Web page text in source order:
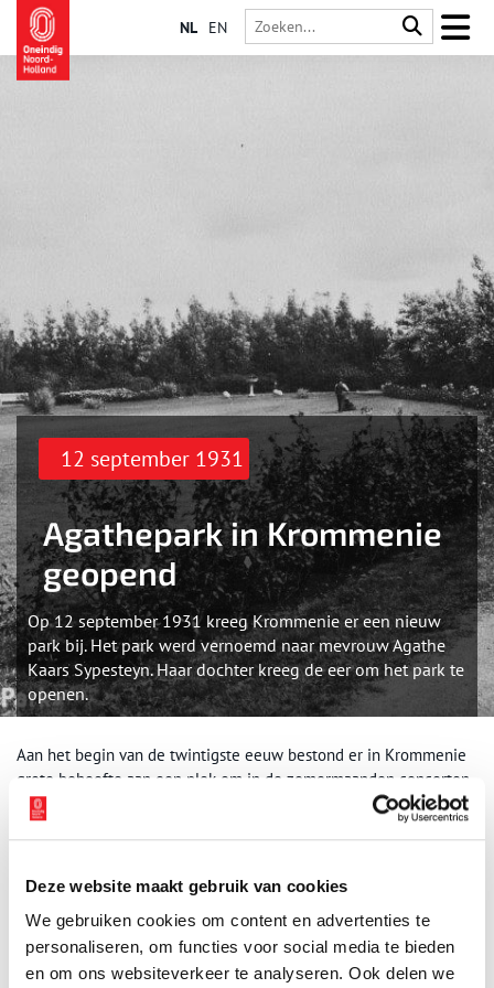
Deze website maakt gebruik van cookies
We gebruiken cookies om content en advertenties te
personaliseren, om functies voor social media te bieden
en om ons websiteverkeer te analyseren. Ook delen we
NL EN
12 september 1931
Agathepark in Krommenie
geopend
Op 12 september 1931 kreeg Krommenie er een nieuw
park bij. Het park werd vernoemd naar mevrouw Agathe
Kaars Sypesteyn. Haar dochter kreeg de eer om het park te
openen.
Aan het begin van de twintigste eeuw bestond er in Krommenie
grote behoefte aan een plek om in de zomermaanden concerten
en concoursen te houden. Toen de sigarenfabrikant Baars (bekend
van de Victor Hugo sigaren) op 30 september 1927 het zestigjarig
werkzaam was, schonk hij 3000, – gulden aan de gemeente als
startkapitaal voor de aanleg van een park. Stukje bij beetje werd
het stuk weiland met de naam ‘Vlieland’ aangekocht voor dit
doeleinde, in totaal zo’n vijf hectare. Het bedrag dat nog tekort
kwam, maar liefst 43.000, – gulden, werd geschonken door de